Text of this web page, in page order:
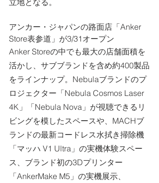
アンカー・ジャパンの路面店「Anker
Store表参道」が3/31オープン
Anker Storeの中でも最大の店舗面積を
活かし、サブブランドを含め約400製品
をラインナップ。Nebulaブランドのプ
ロジェクター「Nebula Cosmos Laser
4K」「Nebula Nova」が視聴できるリ
ビングを模したスペースや、MACHブ
ランドの最新コードレス水拭き掃除機
「マッハ V1 Ultra」の実機体験スペー
ス、ブランド初の3Dプリンター
「AnkerMake M5」の実機展示、